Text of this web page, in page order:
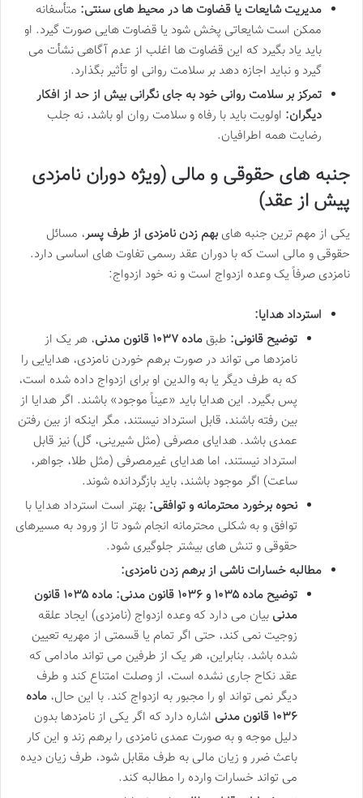
مدیریت شایعات یا قضاوت ها در محیط های سنتی: متأسفانه
ممکن است شایعاتی پخش شود یا قضاوت هایی صورت گیرد. او
باید یاد بگیرد که این قضاوت ها اغلب از عدم آگاهی نشأت می
گیرد و نباید اجازه دهد بر سلامت روانی او تأثیر بگذارد.
تمرکز بر سلامت روانی خود به جای نگرانی بیش از حد از افکار
دیگران: اولویت باید با رفاه و سلامت روان او باشد، نه جلب
رضایت همه اطرافیان.
جنبه های حقوقی و مالی (ویژه دوران نامزدی
پیش از عقد)
یکی از مهم ترین جنبه های بهم زدن نامزدی از طرف پسر، مسائل
حقوقی و مالی است که با دوران عقد رسمی تفاوت های اساسی دارد.
نامزدی صرفاً یک وعده ازدواج است و نه خود ازدواج:
استرداد هدایا:
توضیح قانونی: طبق ماده ۱۰۳۷ قانون مدنی
، هر یک از
نامزدها می تواند در صورت برهم خوردن نامزدی، هدایایی را
که به طرف دیگر یا به والدین او برای ازدواج داده شده است،
پس بگیرد. این هدایا باید «عیناً موجود» باشند. اگر هدایا از
بین رفته باشند، قابل استرداد نیستند، مگر اینکه از بین رفتن
عمدی باشد. هدایای مصرفی (مثل شیرینی، گل) نیز قابل
استرداد نیستند، اما هدایای غیرمصرفی (مثل طلا، جواهر،
ساعت) اگر موجود باشند، باید بازگردانده شوند.
نحوه برخورد محترمانه و توافقی: بهتر است استرداد هدایا با
توافق و به شکلی محترمانه انجام شود تا از ورود به مسیرهای
حقوقی و تنش های بیشتر جلوگیری شود.
مطالبه خسارات ناشی از برهم زدن نامزدی:
توضیح ماده ۱۰۳۵ و ۱۰۳۶ قانون مدنی:
ماده ۱۰۳۵ قانون
مدنی بیان می دارد که وعده ازدواج (نامزدی) ایجاد علقه
زوجیت نمی کند، حتی اگر تمام یا قسمتی از مهریه تعیین
شده باشد. بنابراین، هر یک از طرفین می تواند مادامی که
عقد نکاح جاری نشده است، از وصلت امتناع کند و طرف
دیگر نمی تواند او را مجبور به ازدواج کند. با این حال، ماده
۱۰۳۶ قانون مدنی
اشاره دارد که اگر یکی از نامزدها بدون
دلیل موجه و به صورت عمدی نامزدی را برهم زند و این کار
باعث ضرر و زیان مالی به طرف مقابل شود، طرف زیان دیده
می تواند خسارات وارده را مطالبه کند.